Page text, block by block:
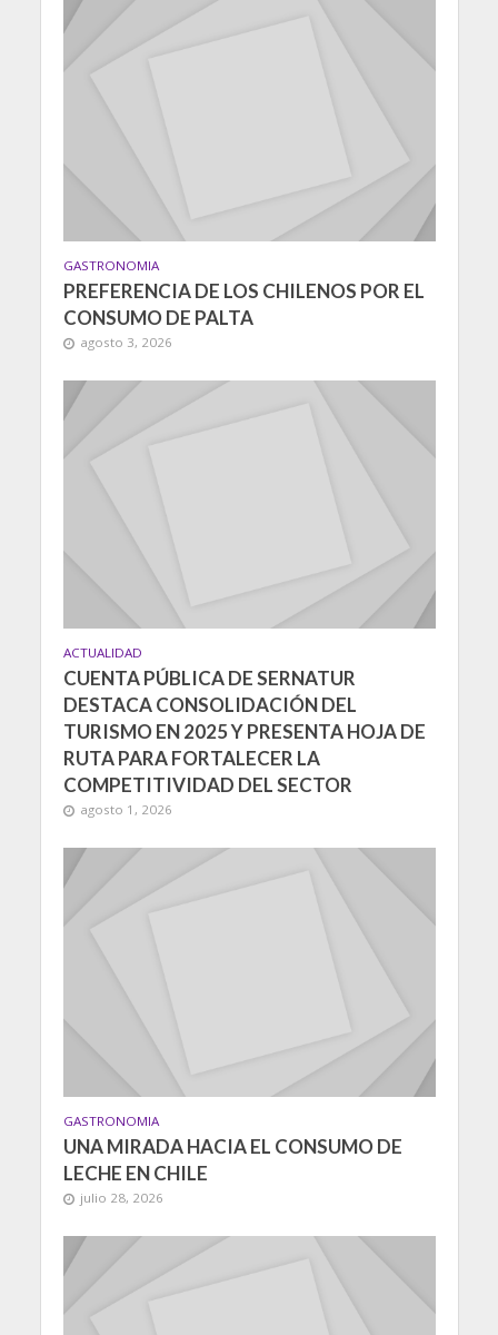
GASTRONOMIA
PREFERENCIA DE LOS CHILENOS POR EL
CONSUMO DE PALTA
agosto 3, 2026
ACTUALIDAD
CUENTA PÚBLICA DE SERNATUR
DESTACA CONSOLIDACIÓN DEL
TURISMO EN 2025 Y PRESENTA HOJA DE
RUTA PARA FORTALECER LA
COMPETITIVIDAD DEL SECTOR
agosto 1, 2026
GASTRONOMIA
UNA MIRADA HACIA EL CONSUMO DE
LECHE EN CHILE
julio 28, 2026